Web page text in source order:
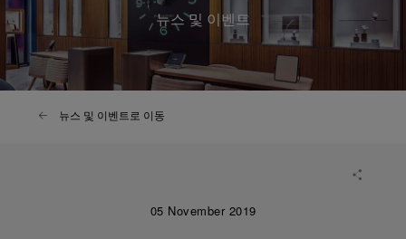
뉴스 및 이벤트
뉴스 및 이벤트로 이동
05 November 2019